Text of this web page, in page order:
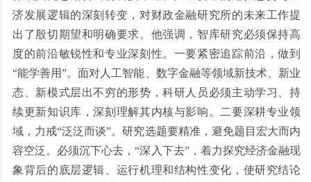
济发展逻辑的深刻转变，对财政金融研究所的未来工作提
出了殷切期望和明确要求。他强调，智库研究必须保持高
度的前沿敏锐性和专业深刻性。一要紧密追踪前沿，做到
“能学善用”。面对人工智能、数字金融等领域新技术、新业
态、新模式层出不穷的形势，科研人员必须主动学习、持
续更新知识库，深刻理解其内核与影响。二要深耕专业领
域，力戒“泛泛而谈”。研究选题要精准，避免题目宏大而内
容空泛。必须沉下心去，“深入下去”，着力探究经济金融现
象背后的底层逻辑、运行机理和结构性变化，使研究结论